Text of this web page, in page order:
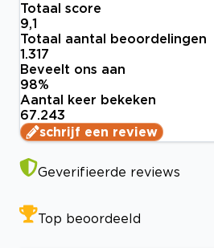
Totaal score
9,1
Totaal aantal beoordelingen
1.317
Beveelt ons aan
98%
Aantal keer bekeken
67.243
schrijf een review
Geverifieerde reviews
Top beoordeeld